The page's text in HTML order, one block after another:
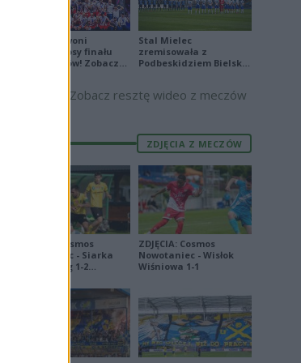
Biało-Czerwoni
odwrócili losy finału
Ligi Narodów! Zobacz
Stal Mielec
zremisowała z
Podbeskidziem Bielsko-
Zobacz resztę wideo z meczów
ZDJĘCIA Z MECZÓW
ZDJĘCIA: Cosmos
Nowotaniec - Siarka
Tarnobrzeg 1-2
ZDJĘCIA: Cosmos
Nowotaniec - Wisłok
Wiśniowa 1-1